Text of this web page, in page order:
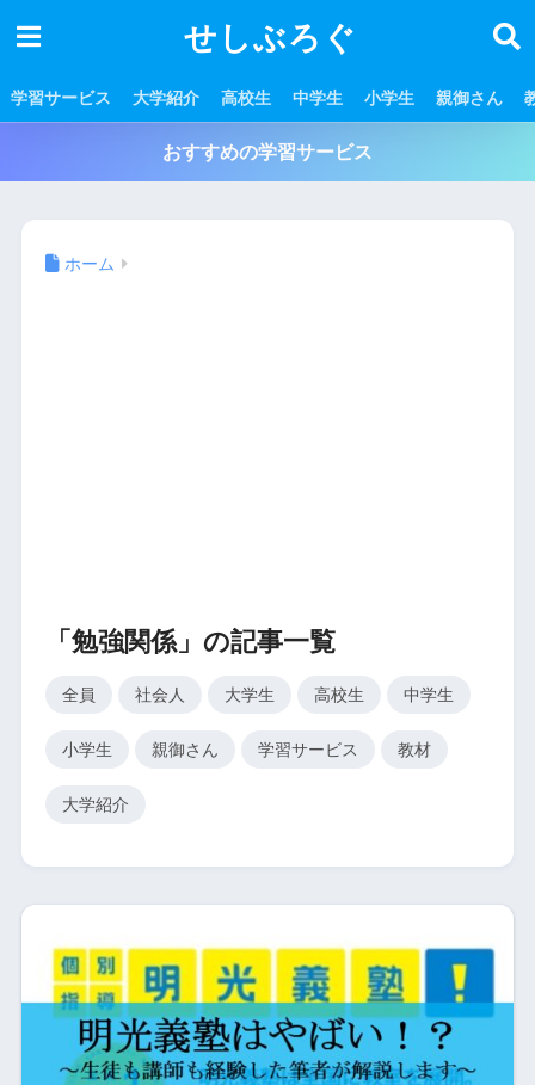
せしぶろぐ
学習サービス 大学紹介 高校生 中学生 小学生 親御さん
おすすめの学習サービス
ホーム
「勉強関係」の記事一覧
全員 社会人 大学生 高校生 中学生
小学生 親御さん 学習サービス 教材
大学紹介